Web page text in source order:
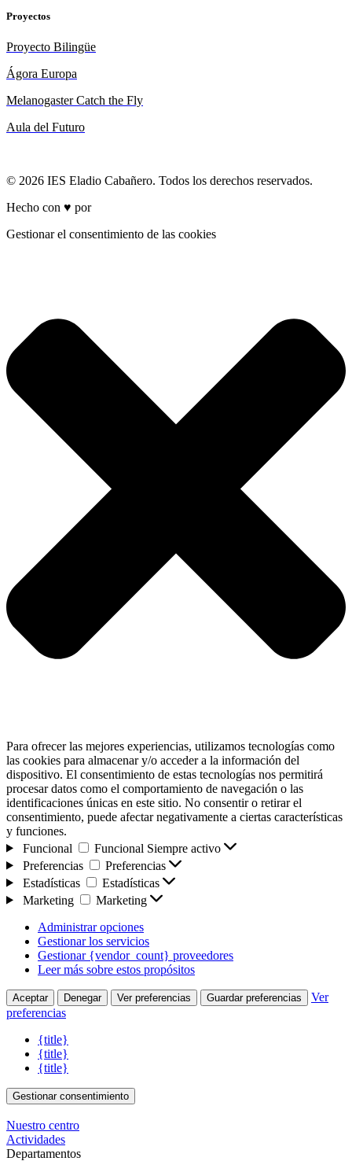
Proyectos
Proyecto Bilingüe
Ágora Europa
Melanogaster Catch the Fly
Aula del Futuro
© 2026 IES Eladio Cabañero. Todos los derechos reservados.
Hecho con ♥ por
Gestionar el consentimiento de las cookies
Para ofrecer las mejores experiencias, utilizamos tecnologías como
las cookies para almacenar y/o acceder a la información del
dispositivo. El consentimiento de estas tecnologías nos permitirá
procesar datos como el comportamiento de navegación o las
identificaciones únicas en este sitio. No consentir o retirar el
consentimiento, puede afectar negativamente a ciertas características
y funciones.
Funcional
Funcional Siempre activo
Preferencias
Preferencias
Estadísticas
Estadísticas
Marketing
Marketing
Administrar opciones
Gestionar los servicios
Gestionar {vendor_count} proveedores
Leer más sobre estos propósitos
Aceptar Denegar Ver preferencias Guardar preferencias
Ver
preferencias
{title}
{title}
{title}
Gestionar consentimiento
Nuestro centro
Actividades
Departamentos